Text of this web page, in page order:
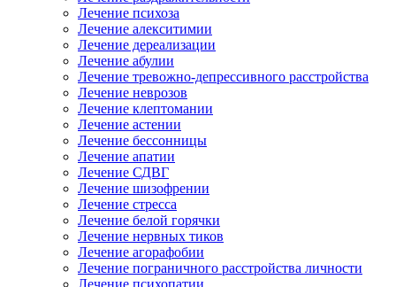
Лечение психоза
Лечение алекситимии
Лечение дереализации
Лечение абулии
Лечение тревожно-депрессивного расстройства
Лечение неврозов
Лечение клептомании
Лечение астении
Лечение бессонницы
Лечение апатии
Лечение СДВГ
Лечение шизофрении
Лечение стресса
Лечение белой горячки
Лечение нервных тиков
Лечение агорафобии
Лечение пограничного расстройства личности
Лечение психопатии